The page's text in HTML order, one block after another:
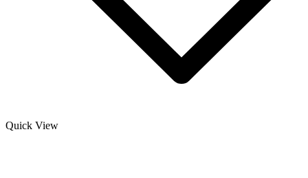
Quick View